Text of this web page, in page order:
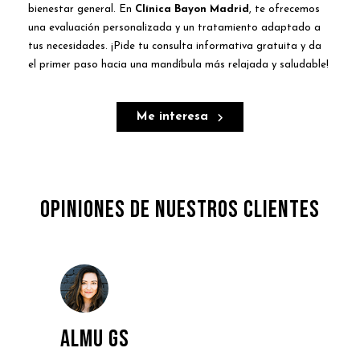
bienestar general. En Clínica Bayon Madrid , te ofrecemos
una evaluación personalizada y un tratamiento adaptado a
tus necesidades. ¡Pide tu consulta informativa gratuita y da
el primer paso hacia una mandíbula más relajada y saludable!
Me interesa
Opiniones de nuestros clientes
Almu gs